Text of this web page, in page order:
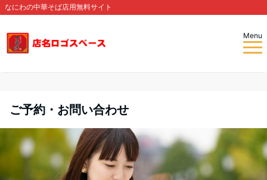
なにわの中華そば店用無料サイト
Menu
ご予約・お問い合わせ